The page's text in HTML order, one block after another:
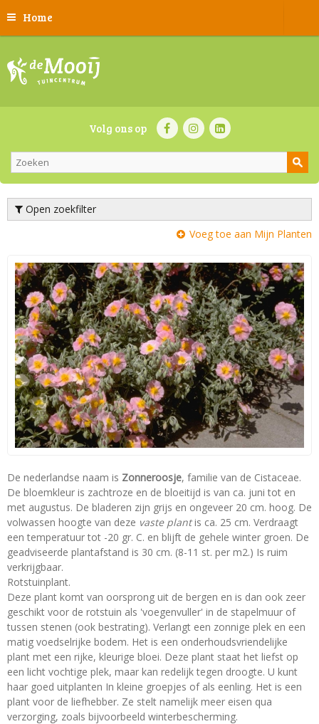
Home
Volg ons op
Open zoekfilter
Voeg toe aan Mijn Planten
De nederlandse naam is Zonneroosje, familie van de Cistaceae.
De bloemkleur is zachtroze en de bloeitijd is van ca. juni tot en
met augustus. De bladeren zijn grijs en ongeveer 20 cm. hoog. De
volwassen hoogte van deze vaste plantis ca. 25 cm. Verdraagt
een temperatuur tot -20 gr. C. en blijft de gehele winter groen. De
geadviseerde plantafstand is 30 cm. (8-11 st. per m2.) Is ruim
verkrijgbaar.
Rotstuinplant.
Deze plant komt van oorsprong uit de bergen en is dan ook zeer
geschikt voor de rotstuin als 'voegenvuller' in de stapelmuur of
tussen stenen (ook bestrating). Verlangt een zonnige plek en een
matig voedselrijke bodem. Het is een onderhoudsvriendelijke
plant met een rijke, kleurige bloei. Deze plant staat het liefst op
een licht vochtige plek, maar kan redelijk tegen droogte. U kunt
haar goed uitplanten In kleine groepjes of als eenling. Het is een
plant voor de liefhebber. Ze stelt namelijk meer eisen qua
verzorging, zoals bijvoorbeeld winterbescherming.